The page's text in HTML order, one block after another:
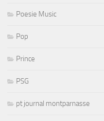
Poesie Music
Pop
Prince
PSG
pt journal montparnasse